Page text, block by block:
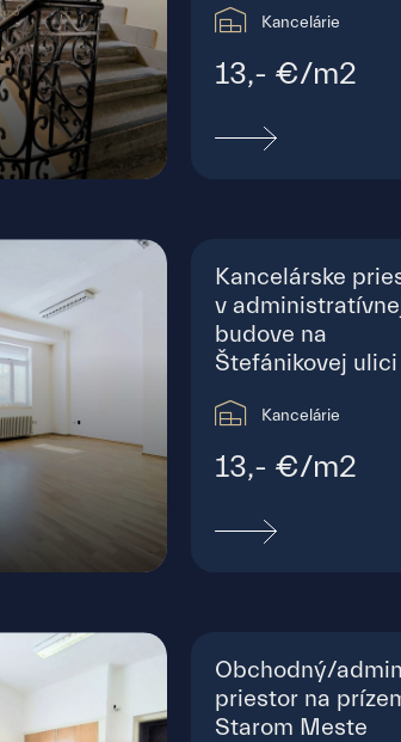
- Staré Mesto
Kancelárie
13,- €/m2
- Staré Mesto
Kancelárske
v
budove na
Štefánikovej ulici
Kancelárie
13,- €/m2
Obchodný/
priestor na
Starom Meste